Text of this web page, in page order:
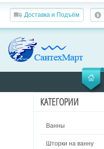
Доставка и Подъём
КАТЕГОРИИ
Ванны
Шторки на ванну